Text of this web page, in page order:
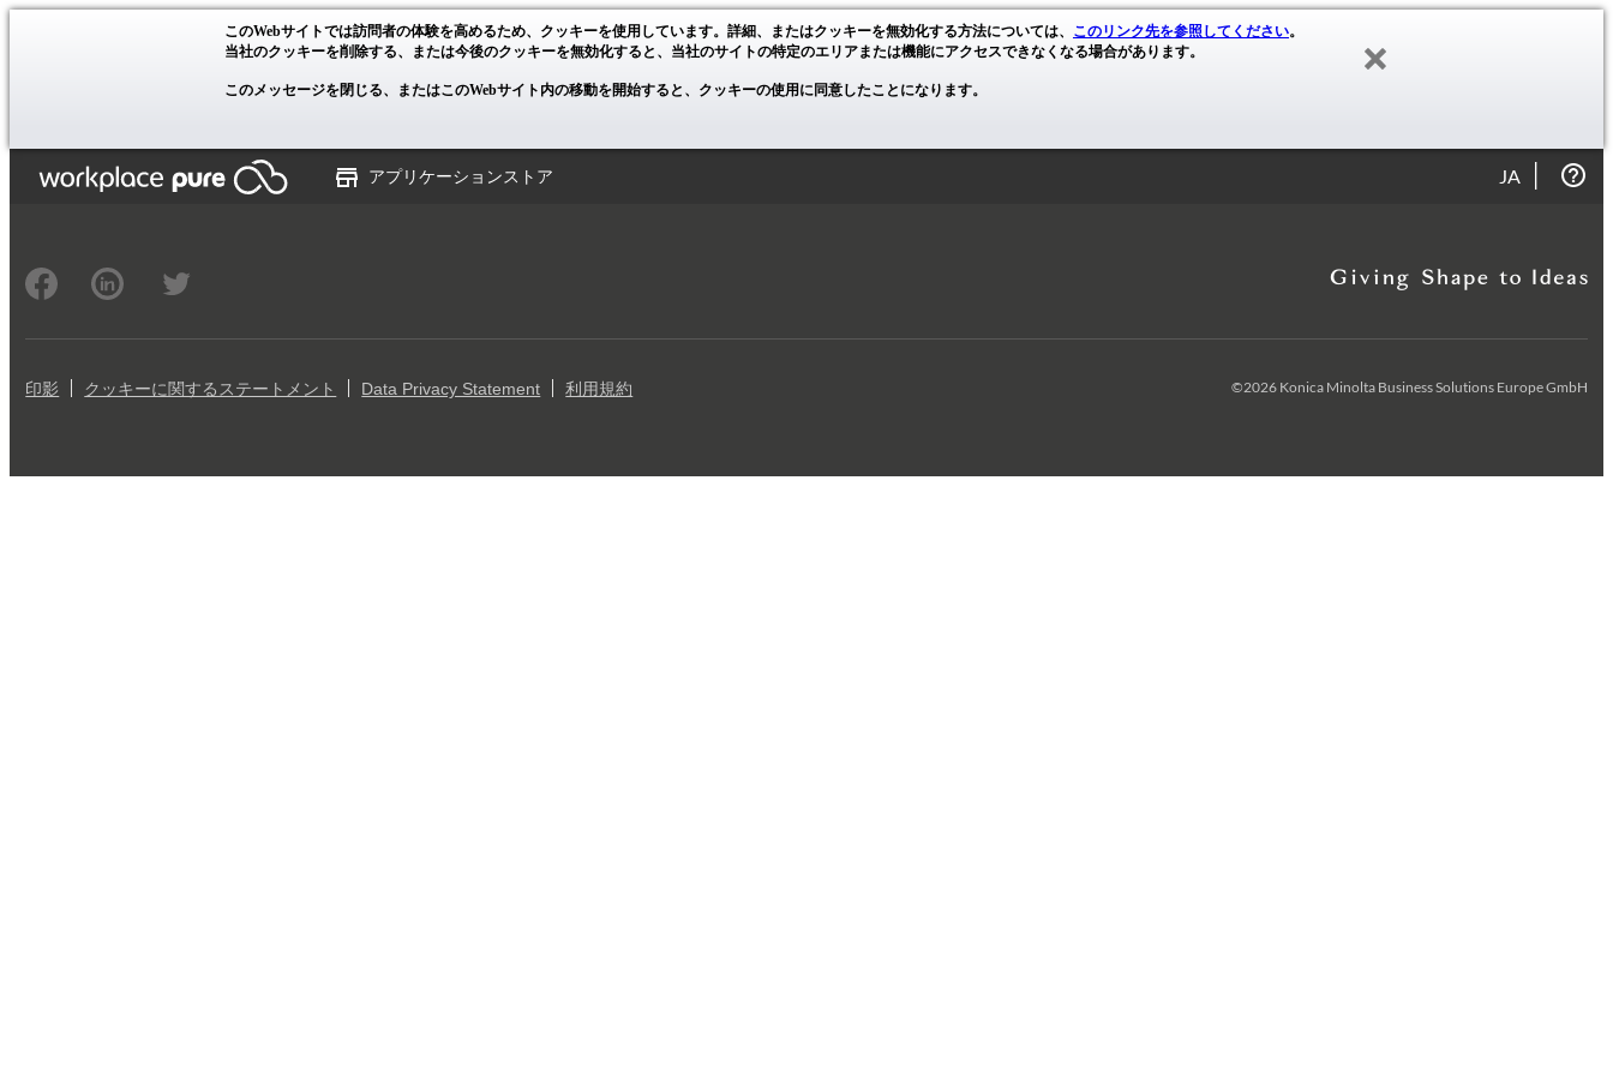
このWebサイトでは訪問者の体験を高めるため、クッキーを使用しています。詳細、またはクッキーを無効化する方法については、 このリンク先を参照してください。
当社のクッキーを削除する、または今後のクッキーを無効化すると、当社のサイトの特定のエリアまたは機能にアクセスできなくなる場合があります。
このメッセージを閉じる、またはこのWebサイト内の移動を開始すると、クッキーの使用に同意したことになります。
アプリケーションストア JA
印影 クッキーに関するステートメント Data Privacy Statement 利用規約 ©2026 Konica Minolta Business Solutions Europe GmbH